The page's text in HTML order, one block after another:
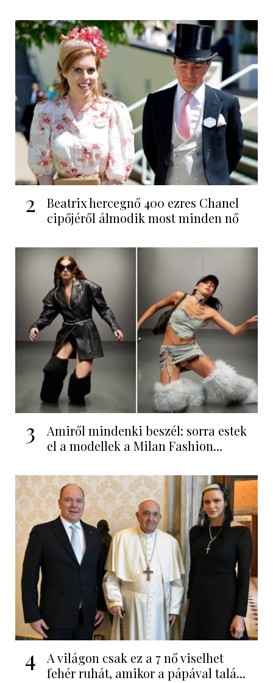
2
Beatrix hercegnő 400 ezres Chanel
cipőjéről álmodik most minden nő
3
Amiről mindenki beszél: sorra estek
el a modellek a Milan Fashion...
4
A világon csak ez a 7 nő viselhet
fehér ruhát, amikor a pápával talá...